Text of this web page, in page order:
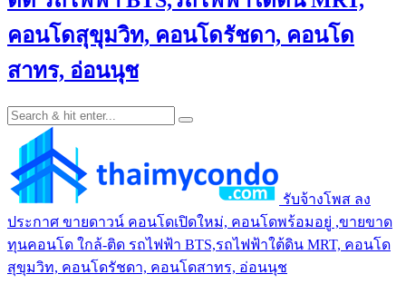
คอนโดสุขุมวิท, คอนโดรัชดา, คอนโด
สาทร, อ่อนนุช
รับจ้างโพส ลง
ประกาศ ขายดาวน์ คอนโดเปิดใหม่, คอนโดพร้อมอยู่ ,ขายขาด
ทุนคอนโด ใกล้-ติด รถไฟฟ้า BTS,รถไฟฟ้าใต้ดิน MRT, คอนโด
สุขุมวิท, คอนโดรัชดา, คอนโดสาทร, อ่อนนุช